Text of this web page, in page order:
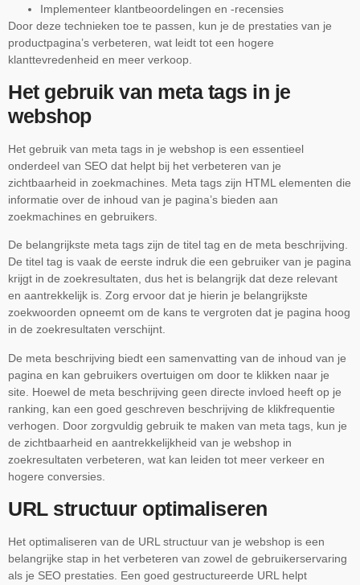
Implementeer klantbeoordelingen en -recensies
Door deze technieken toe te passen, kun je de prestaties van je
productpagina’s verbeteren, wat leidt tot een hogere
klanttevredenheid en meer verkoop.
Het gebruik van meta tags in je
webshop
Het gebruik van meta tags in je webshop is een essentieel
onderdeel van SEO dat helpt bij het verbeteren van je
zichtbaarheid in zoekmachines. Meta tags zijn HTML elementen die
informatie over de inhoud van je pagina’s bieden aan
zoekmachines en gebruikers.
De belangrijkste meta tags zijn de titel tag en de meta beschrijving.
De titel tag is vaak de eerste indruk die een gebruiker van je pagina
krijgt in de zoekresultaten, dus het is belangrijk dat deze relevant
en aantrekkelijk is. Zorg ervoor dat je hierin je belangrijkste
zoekwoorden opneemt om de kans te vergroten dat je pagina hoog
in de zoekresultaten verschijnt.
De meta beschrijving biedt een samenvatting van de inhoud van je
pagina en kan gebruikers overtuigen om door te klikken naar je
site. Hoewel de meta beschrijving geen directe invloed heeft op je
ranking, kan een goed geschreven beschrijving de klikfrequentie
verhogen. Door zorgvuldig gebruik te maken van meta tags, kun je
de zichtbaarheid en aantrekkelijkheid van je webshop in
zoekresultaten verbeteren, wat kan leiden tot meer verkeer en
hogere conversies.
URL structuur optimaliseren
Het optimaliseren van de URL structuur van je webshop is een
belangrijke stap in het verbeteren van zowel de gebruikerservaring
als je SEO prestaties. Een goed gestructureerde URL helpt